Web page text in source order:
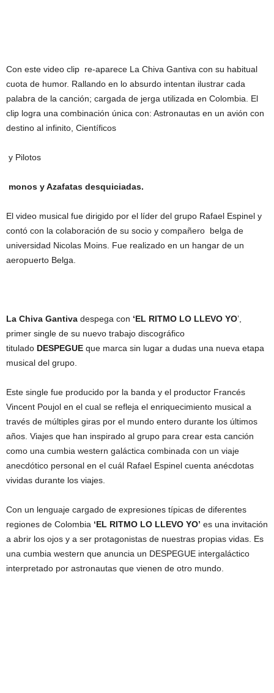
Con este video clip re-aparece La Chiva Gantiva con su habitual
cuota de humor. Rallando en lo absurdo intentan ilustrar cada
palabra de la canción; cargada de jerga utilizada en Colombia. El
clip logra una combinación única con: Astronautas en un avión con
destino al infinito, Científicos
​ y Pilotos​
monos y Azafatas desquiciadas.
El video musical fue dirigido por el líder del grupo Rafael Espinel y
contó con la colaboración de su socio y compañero belga de
universidad Nicolas Moins. Fue realizado en un hangar de un
aeropuerto Belga.
La Chiva Gantiva despega con ʻEL RITMO LO LLEVO YOʼ,
primer single de su nuevo trabajo discográfico
titulado DESPEGUE que marca sin lugar a dudas una nueva etapa
musical del grupo.
Este single fue producido por la banda y el productor Francés
Vincent Poujol en el cual se refleja el enriquecimiento musical a
través de múltiples giras por el mundo entero durante los últimos
años. Viajes que han inspirado al grupo para crear esta canción
como una cumbia western galáctica combinada con un viaje
anecdótico personal en el cuál Rafael Espinel cuenta anécdotas
vividas durante los viajes.
Con un lenguaje cargado de expresiones típicas de diferentes
regiones de Colombia ʻEL RITMO LO LLEVO YOʼ es una invitación
a abrir los ojos y a ser protagonistas de nuestras propias vidas. Es
una cumbia western que anuncia un DESPEGUE intergaláctico
interpretado por astronautas que vienen de otro mundo.